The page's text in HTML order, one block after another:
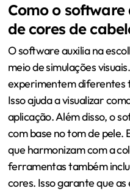
Como o
de cores de
O software auxilia na
meio de simulações
experimentem diferentes
Isso ajuda a visualizar
aplicação. Além disso, o
com base no tom de pele.
que harmonizam com a
ferramentas também
cores. Isso garante que